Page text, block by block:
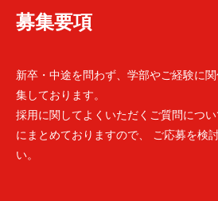
募集要項
新卒・中途を問わず、学部やご経験に
集しております。
採用に関してよくいただくご質問につい
にまとめておりますので、 ご応募を検
い。